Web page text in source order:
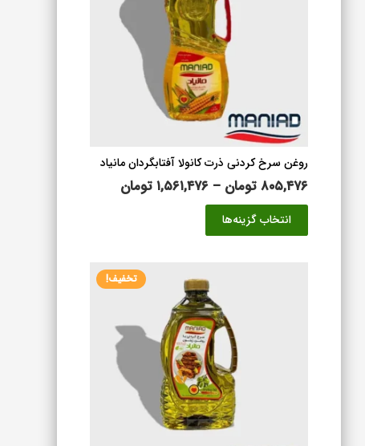
روغن سرخ کردنی ذرت کانولا آفتابگردان مانیاد
۸۰۵,۴۷۶تومان – ۱,۵۶۱,۴۷۶تومان
انتخاب گزینه‌ها
مختلفی
می
باشد.
گزینه
ها
ممکن
است
در
صفحه
تخفیف!